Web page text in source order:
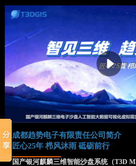
成都趋势电子有限责任公司简介
匠心25年 栉风沐雨 砥砺前行
国产银河麒麟三维智能沙盘系统（T3D